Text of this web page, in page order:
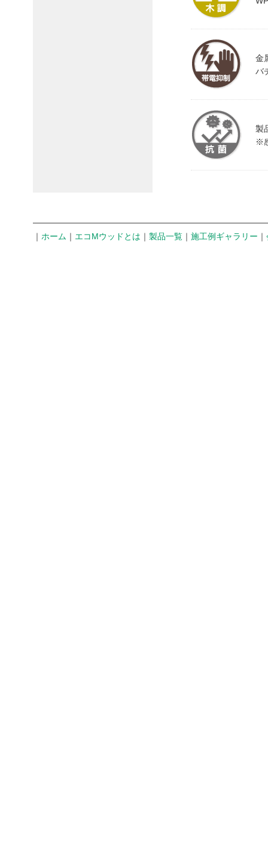
金
バ
製
※
｜ ホーム ｜ エコMウッドとは ｜ 製品一覧 ｜ 施工例ギャラリー ｜